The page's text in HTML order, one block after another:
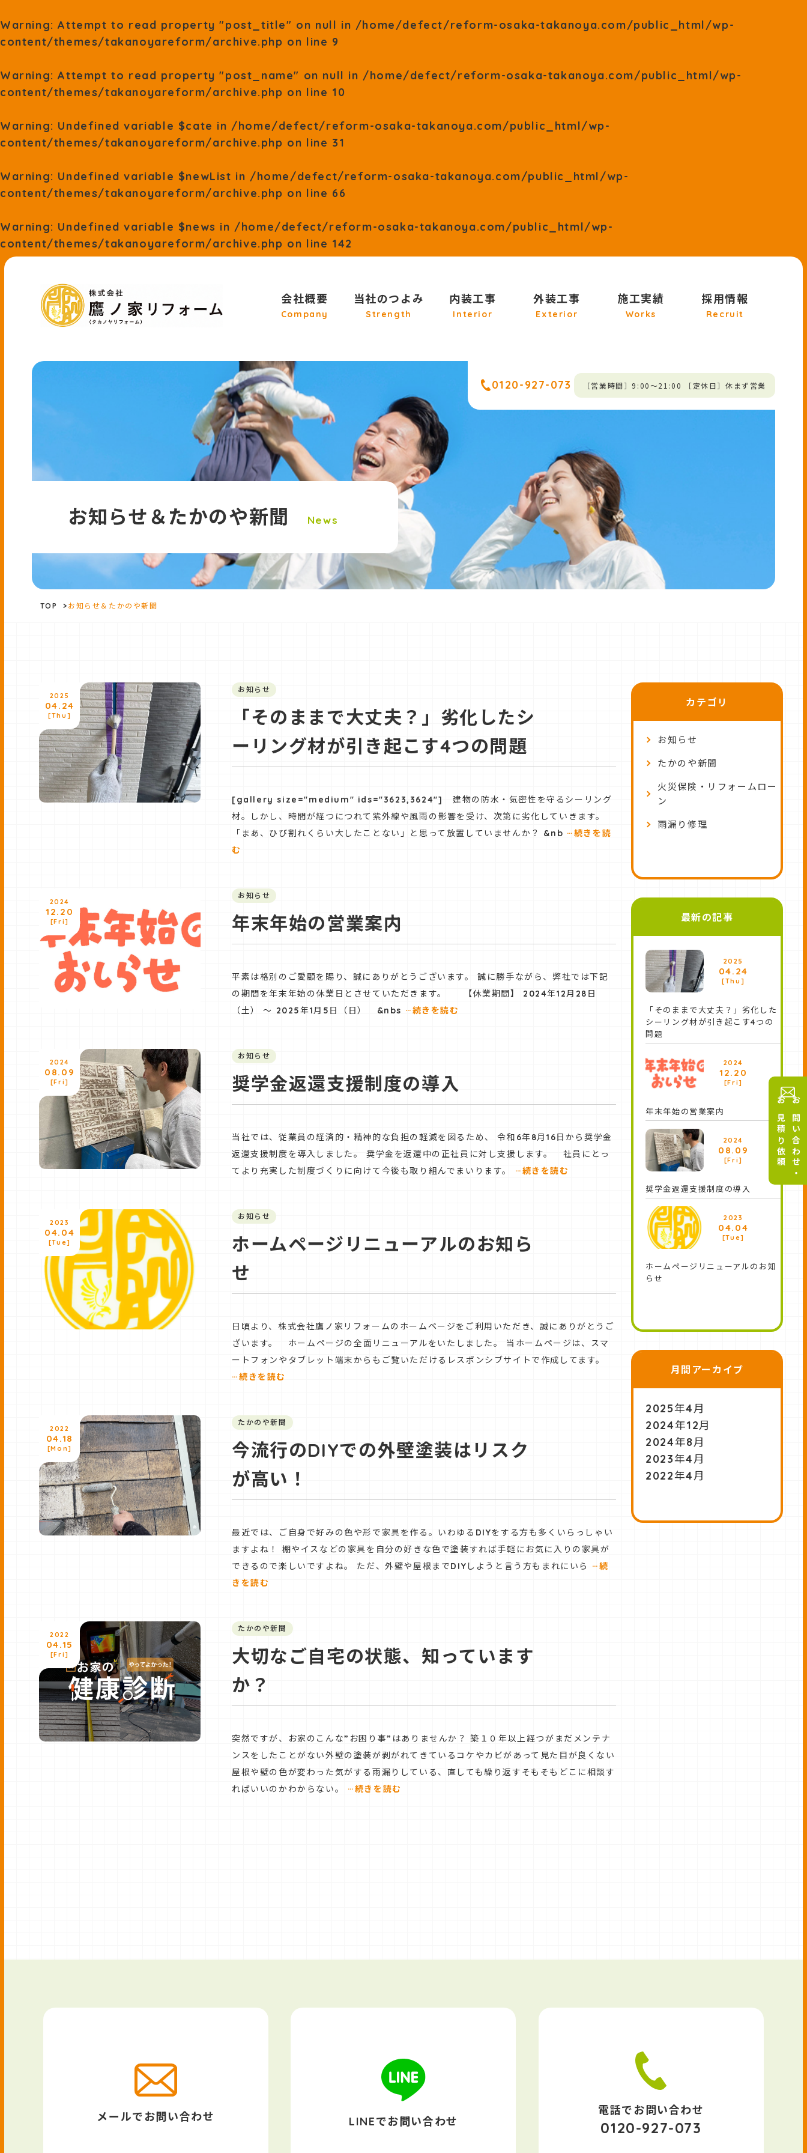
Warning: Attempt to read property "post_title" on null in /home/defect/reform-osaka-takanoya.com/public_html/wp-
content/themes/takanoyareform/archive.php on line 9
Warning: Attempt to read property "post_name" on null in /home/defect/reform-osaka-takanoya.com/public_html/wp-
content/themes/takanoyareform/archive.php on line 10
Warning: Undefined variable $cate in /home/defect/reform-osaka-takanoya.com/public_html/wp-
content/themes/takanoyareform/archive.php on line 31
Warning: Undefined variable $newList in /home/defect/reform-osaka-takanoya.com/public_html/wp-
content/themes/takanoyareform/archive.php on line 66
Warning: Undefined variable $news in /home/defect/reform-osaka-takanoya.com/public_html/wp-
content/themes/takanoyareform/archive.php on line 142
会社概要
Company
当社のつよみ
Strength
内装工事
Interior
外装工事
Exterior
施工実績
Works
採用情報
Recruit
0120-927-073 ［営業時間］9:00～21:00 ［定休日］休まず営業
お知らせ＆たかのや新聞 News
TOP > お知らせ＆たかのや新聞
2025
04.24
[Thu]
お知らせ
「そのままで大丈夫？」劣化したシ
ーリング材が引き起こす4つの問題
[gallery size="medium" ids="3623,3624"] 建物の防水・気密性を守るシーリング
材。しかし、時間が経つにつれて紫外線や風雨の影響を受け、次第に劣化していきます。
「まあ、ひび割れくらい大したことない」と思って放置していませんか？ &nb …続きを読
む
2024
12.20
[Fri]
お知らせ
年末年始の営業案内
平素は格別のご愛顧を賜り、誠にありがとうございます。 誠に勝手ながら、弊社では下記
の期間を年末年始の休業日とさせていただきます。 【休業期間】 2024年12月28日
（土） ～ 2025年1月5日（日） &nbs …続きを読む
2024
08.09
[Fri]
お知らせ
奨学⾦返還⽀援制度の導⼊
当社では、従業員の経済的・精神的な負担の軽減を図るため、 令和6年8⽉16⽇から奨学⾦
返還⽀援制度を導⼊しました。 奨学⾦を返還中の正社員に対し⽀援します。 社員にとっ
てより充実した制度づくりに向けて今後も取り組んでまいります。 …続きを読む
2023
04.04
[Tue]
お知らせ
ホームページリニューアルのお知ら
せ
日頃より、株式会社鷹ノ家リフォームのホームページをご利用いただき、誠にありがとうご
ざいます。 ホームページの全面リニューアルをいたしました。 当ホームページは、スマ
ートフォンやタブレット端末からもご覧いただけるレスポンシブサイトで作成してます。
…続きを読む
2022
04.18
[Mon]
たかのや新聞
今流行のDIYでの外壁塗装はリスク
が高い！
最近では、ご自身で好みの色や形で家具を作る。いわゆるDIYをする方も多くいらっしゃい
ますよね！ 棚やイスなどの家具を自分の好きな色で塗装すれば手軽にお気に入りの家具が
できるので楽しいですよね。 ただ、外壁や屋根までDIYしようと言う方もまれにいら …続
きを読む
2022
04.15
[Fri]
たかのや新聞
大切なご自宅の状態、知っています
か？
突然ですが、お家のこんな”お困り事”はありませんか？ 築１０年以上経つがまだメンテナ
ンスをしたことがない外壁の塗装が剥がれてきているコケやカビがあって見た目が良くない
屋根や壁の色が変わった気がする雨漏りしている、直しても繰り返すそもそもどこに相談す
ればいいのかわからない。 …続きを読む
カテゴリ
お知らせ
たかのや新聞
火災保険・リフォームロー
ン
雨漏り修理
最新の記事
2025
04.24
[Thu]
「そのままで大丈夫？」劣化した
シーリング材が引き起こす4つの
問題
2024
12.20
[Fri]
年末年始の営業案内
2024
08.09
[Fri]
奨学⾦返還⽀援制度の導⼊
2023
04.04
[Tue]
ホームページリニューアルのお知
らせ
月間アーカイブ
2025年4月
2024年12月
2024年8月
2023年4月
2022年4月
メールでお問い合わせ LINEでお問い合わせ
電話でお問い合わせ
0120-927-073
お問い合わせ・
お見積り依頼